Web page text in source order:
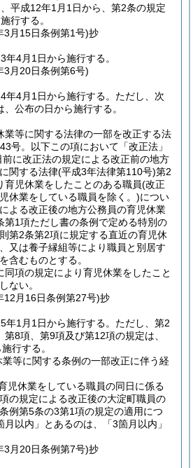
平成12年1月1日から、第2条の規定
行する。
3月15日条例第1号)抄
年4月1日から施行する。
3月20日条例第6号)
年4月1日から施行する。 ただし、次
公布の日から施行する。
業等に関する法律の一部を改正する法
号。以下この項において「改正法」
前に改正法の規定による改正前の地方
関する法律(平成3年法律第110号)第2
育児休業をしたことのある職員(改正
休業をしている職員を除く。)につい
よる改正後の地方公務員の育児休業
第1項ただし書の条例で定める特別の
第2条第2項に規定する直近の育児休
又は養子縁組等により職員と別居す
含むものとする。
同項の規定により育児休業をしたこと
ない。
12月16日条例第27号)抄
年1月1日から施行する。 ただし、第2
8項、第9項及び第12項の規定は、
行する。
等に関する条例の一部改正に伴う経
児休業をしている職員の同日に係る
の規定による改正後の大淀町職員の
例第5条の3第1項の規定の適用につ
以内」とあるのは、「3箇月以内」
3月20日条例第7号)抄